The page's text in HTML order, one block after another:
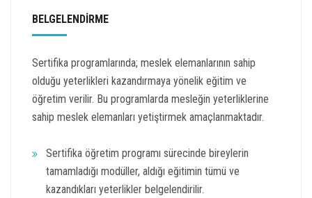
BELGELENDİRME
Sertifika programlarında; meslek elemanlarının sahip
olduğu yeterlikleri kazandırmaya yönelik eğitim ve
öğretim verilir. Bu programlarda mesleğin yeterliklerine
sahip meslek elemanları yetiştirmek amaçlanmaktadır.
Sertifika öğretim programı sürecinde bireylerin
tamamladığı modüller, aldığı eğitimin tümü ve
kazandıkları yeterlikler belgelendirilir.